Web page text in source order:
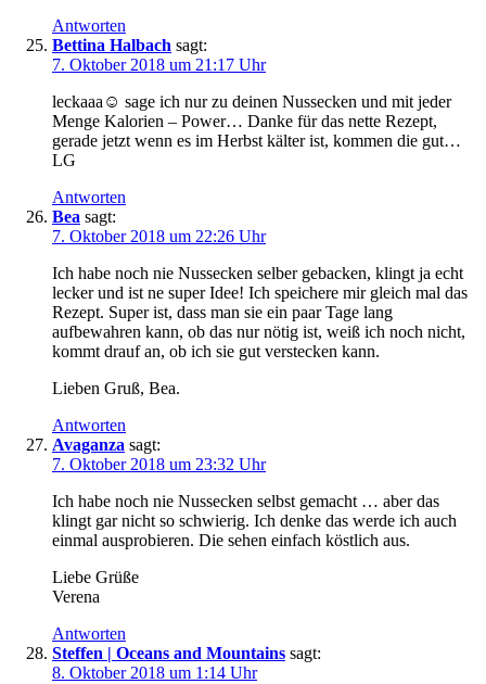
Antworten
Bettina Halbach sagt:
7. Oktober 2018 um 21:17 Uhr
leckaaa☺️ sage ich nur zu deinen Nussecken und mit jeder
Menge Kalorien – Power… Danke für das nette Rezept,
gerade jetzt wenn es im Herbst kälter ist, kommen die gut…
LG
Antworten
Bea sagt:
7. Oktober 2018 um 22:26 Uhr
Ich habe noch nie Nussecken selber gebacken, klingt ja echt
lecker und ist ne super Idee! Ich speichere mir gleich mal das
Rezept. Super ist, dass man sie ein paar Tage lang
aufbewahren kann, ob das nur nötig ist, weiß ich noch nicht,
kommt drauf an, ob ich sie gut verstecken kann.
Lieben Gruß, Bea.
Antworten
Avaganza sagt:
7. Oktober 2018 um 23:32 Uhr
Ich habe noch nie Nussecken selbst gemacht … aber das
klingt gar nicht so schwierig. Ich denke das werde ich auch
einmal ausprobieren. Die sehen einfach köstlich aus.
Liebe Grüße
Verena
Antworten
Steffen | Oceans and Mountains sagt:
8. Oktober 2018 um 1:14 Uhr